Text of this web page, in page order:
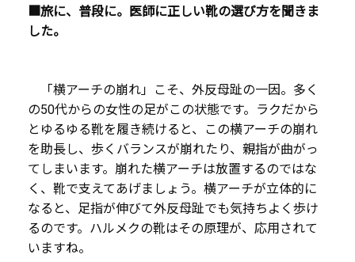
■旅に、普段に。医師に正しい靴の選び方を聞きま
した。
「横アーチの崩れ」こそ、外反母趾の一因。多く
の50代からの女性の足がこの状態です。ラクだから
とゆるゆる靴を履き続けると、この横アーチの崩れ
を助長し、歩くバランスが崩れたり、親指が曲がっ
てしまいます。崩れた横アーチは放置するのではな
く、靴で支えてあげましょう。横アーチが立体的に
なると、足指が伸びて外反母趾でも気持ちよく歩け
るのです。ハルメクの靴はその原理が、応用されて
いますね。